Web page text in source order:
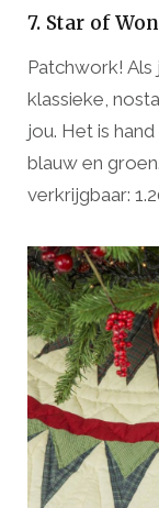
7. Star of
Patchwork! Als
klassieke,
jou. Het is
blauw en
verkrijgbaar: